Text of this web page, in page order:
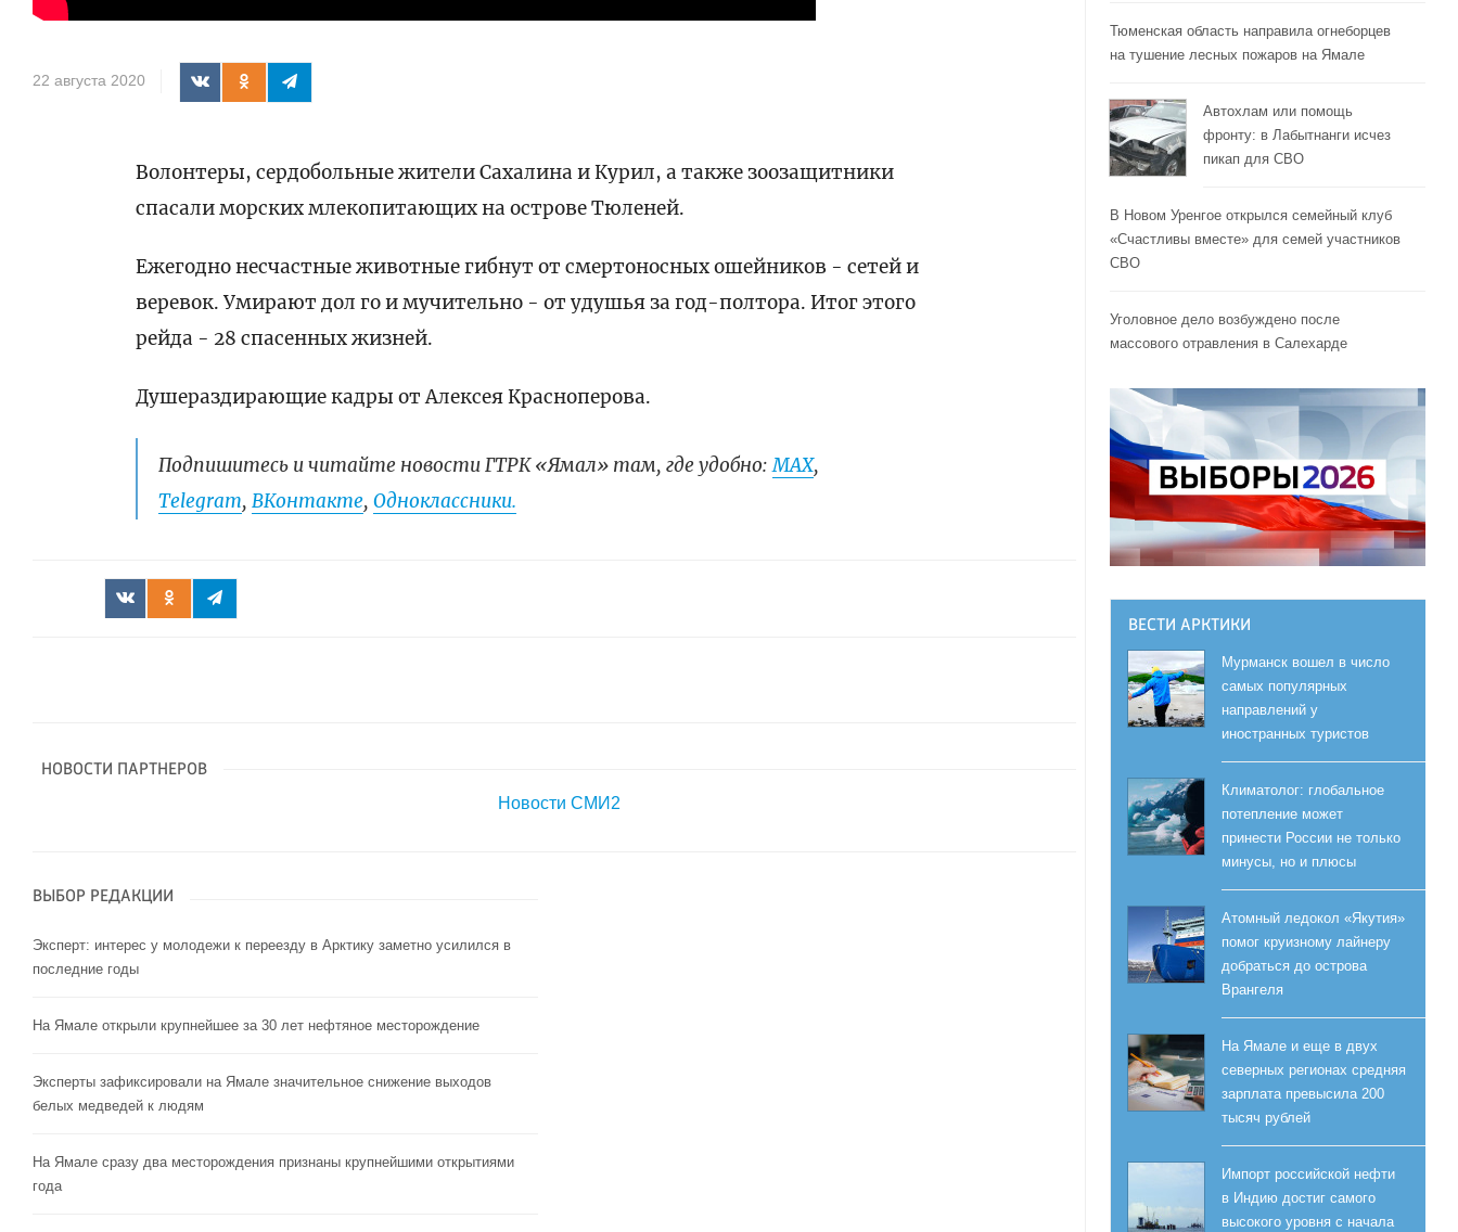
22 августа 2020
Волонтеры, сердобольные жители Сахалина и Курил, а также зоозащитники
спасали морских млекопитающих на острове Тюленей.
Ежегодно несчастные животные гибнут от смертоносных ошейников - сетей и
веревок. Умирают дол го и мучительно - от удушья за год-полтора. Итог этого
рейда - 28 спасенных жизней.
Душераздирающие кадры от Алексея Красноперова.
Подпишитесь и читайте новости ГТРК «Ямал» там, где удобно:МАХ,
Telegram,ВКонтакте,Одноклассники.
НОВОСТИ ПАРТНЕРОВ
Новости СМИ2
ВЫБОР РЕДАКЦИИ
Эксперт: интерес у молодежи к переезду в Арктику заметно усилился в
последние годы
На Ямале открыли крупнейшее за 30 лет нефтяное месторождение
Эксперты зафиксировали на Ямале значительное снижение выходов
белых медведей к людям
На Ямале сразу два месторождения признаны крупнейшими открытиями
года
Тюменская область направила огнеборцев
на тушение лесных пожаров на Ямале
Автохлам или помощь
фронту: в Лабытнанги исчез
пикап для СВО
В Новом Уренгое открылся семейный клуб
«Счастливы вместе» для семей участников
СВО
Уголовное дело возбуждено после
массового отравления в Салехарде
ВЕСТИ АРКТИКИ
Мурманск вошел в число
самых популярных
направлений у
иностранных туристов
Климатолог: глобальное
потепление может
принести России не только
минусы, но и плюсы
Атомный ледокол «Якутия»
помог круизному лайнеру
добраться до острова
Врангеля
На Ямале и еще в двух
северных регионах средняя
зарплата превысила 200
тысяч рублей
Импорт российской нефти
в Индию достиг самого
высокого уровня с начала